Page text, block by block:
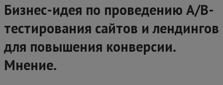
Бизнес-идея по проведению А/В-
тестирования сайтов и лендингов
для повышения конверсии.
Мнение.